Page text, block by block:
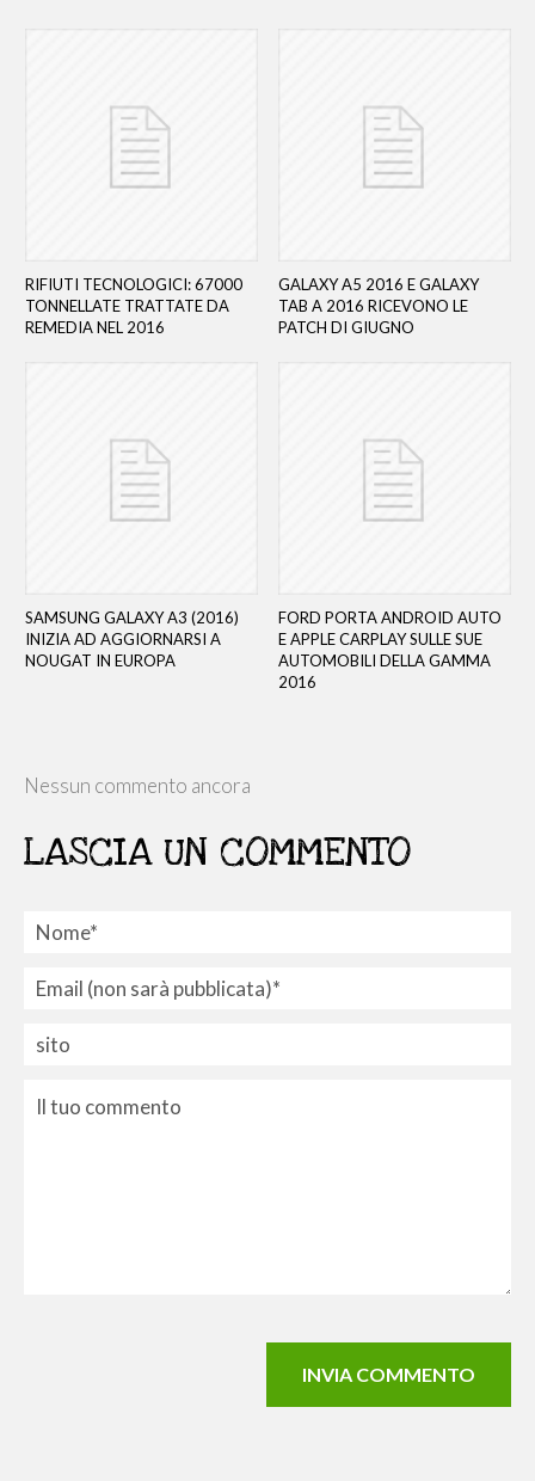
RIFIUTI TECNOLOGICI: 67000
TONNELLATE TRATTATE DA
REMEDIA NEL 2016
GALAXY A5 2016 E GALAXY
TAB A 2016 RICEVONO LE
PATCH DI GIUGNO
SAMSUNG GALAXY A3 (2016)
INIZIA AD AGGIORNARSI A
NOUGAT IN EUROPA
FORD PORTA ANDROID AUTO
E APPLE CARPLAY SULLE SUE
AUTOMOBILI DELLA GAMMA
2016
Nessun commento ancora
LASCIA UN COMMENTO